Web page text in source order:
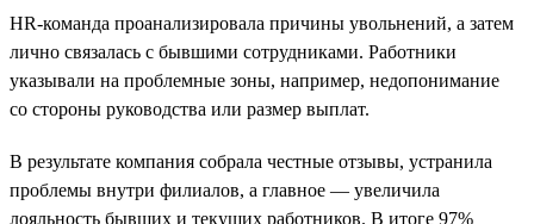
HR-команда проанализировала причины увольнений, а затем
лично связалась с бывшими сотрудниками. Работники
указывали на проблемные зоны, например, недопонимание
со стороны руководства или размер выплат.
В результате компания собрала честные отзывы, устранила
проблемы внутри филиалов, а главное — увеличила
лояльность бывших и текущих работников. В итоге 97%